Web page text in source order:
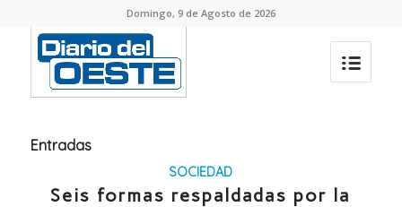
Domingo, 9 de Agosto de 2026
Entradas
SOCIEDAD
Seis formas respaldadas por la